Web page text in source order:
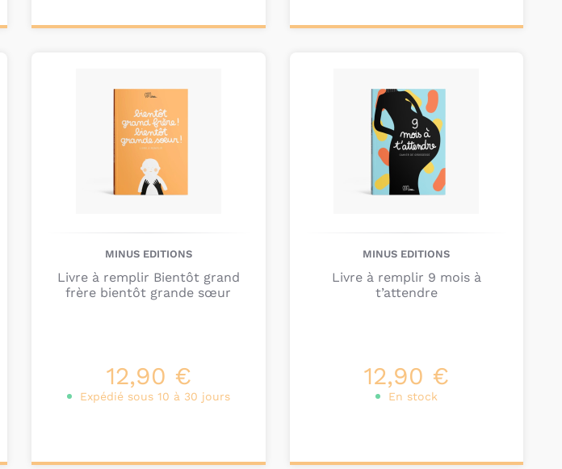
MINUS EDITIONS
Livre à remplir Bientôt grand
frère bientôt grande sœur
12,90 €
Expédié sous 10 à 30 jours
MINUS EDITIONS
Livre à remplir 9 mois à
t’attendre
12,90 €
En stock